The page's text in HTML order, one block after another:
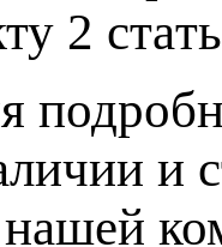
2
и